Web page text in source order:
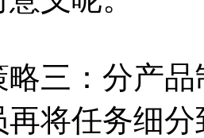
：分产品
再将任务细